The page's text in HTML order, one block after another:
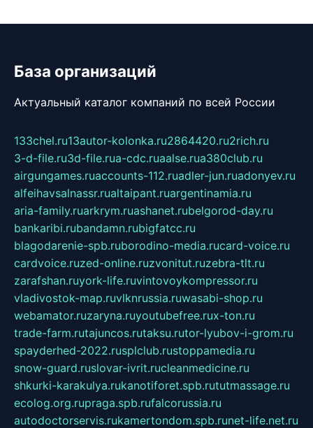
База организаций
Актуальный каталог компаний по всей России
133chel.ru13autor-kolonka.ru2864420.ru2rich.ru
3-d-file.ru3d-file.rua-cdc.ruaalse.rua380club.ru
airgungames.ruaccounts-112.ruadler-jun.ruadonyev.ru
alfeihavsalnassr.rualtaipant.ruargentinamia.ru
aria-family.ruarkrym.ruashanet.rubelgorod-day.ru
bankaribi.rubandamn.rubigfatcc.ru
blagodarenie-spb.ruborodino-media.rucard-voice.ru
cardvoice.ruzed-online.ruzvonitut.ruzebra-tlt.ru
zarafshan.ruyork-life.ruvintovoykompressor.ru
vladivostok-map.ruvlknrussia.ruwasabi-shop.ru
webamator.ruzaryna.ruyoutubefree.rux-ton.ru
trade-farm.rutajuncos.rutaksu.rutor-lyubov-i-grom.ru
spayderhed-2022.rusplclub.rustoppamedia.ru
snow-guard.ruslovar-ivrit.rucleanmedicine.ru
shkurki-karakulya.rukanotiforet.spb.rututmassage.ru
ecolog.org.rupraga.spb.rufalcorussia.ru
autodoctorservis.rukamertondom.spb.runet-life.net.ru